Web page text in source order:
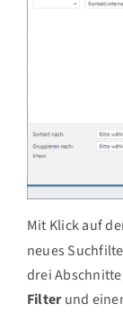
Mit Klick auf
neues
drei
Filterund